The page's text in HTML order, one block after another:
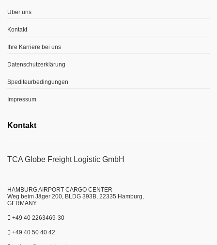
Über uns
Kontakt
Ihre Karriere bei uns
Datenschutzerklärung
Spediteurbedingungen
Impressum
Kontakt
TCA Globe Freight Logistic GmbH
HAMBURG AIRPORT CARGO CENTER
Weg beim Jäger 200, BLDG 393B, 22335 Hamburg,
GERMANY
+49 40 2263469-30
+49 40 50 40 42